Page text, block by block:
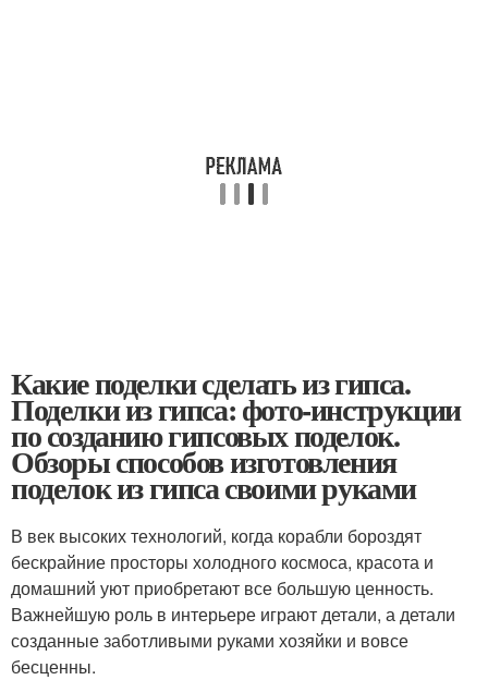
Какие поделки сделать из гипса.
Поделки из гипса: фото-инструкции
по созданию гипсовых поделок.
Обзоры способов изготовления
поделок из гипса своими руками
В век высоких технологий, когда корабли бороздят
бескрайние просторы холодного космоса, красота и
домашний уют приобретают все большую ценность.
Важнейшую роль в интерьере играют детали, а детали
созданные заботливыми руками хозяйки и вовсе
бесценны.